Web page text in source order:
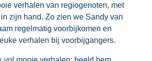
verhalen van regiogenoten, met
zijn hand. Zo zien we Sandy van
regelmatig voorbijkomen en
verhalen bij voorbijgangers.